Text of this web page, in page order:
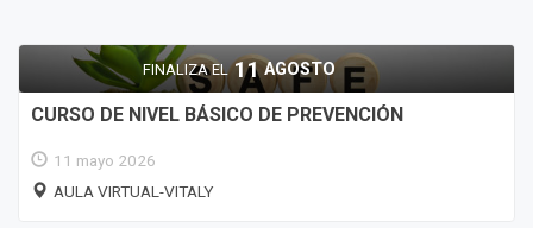
FINALIZA EL 11 AGOSTO
CURSO DE NIVEL BÁSICO DE PREVENCIÓN
11 mayo 2026
AULA VIRTUAL-VITALY